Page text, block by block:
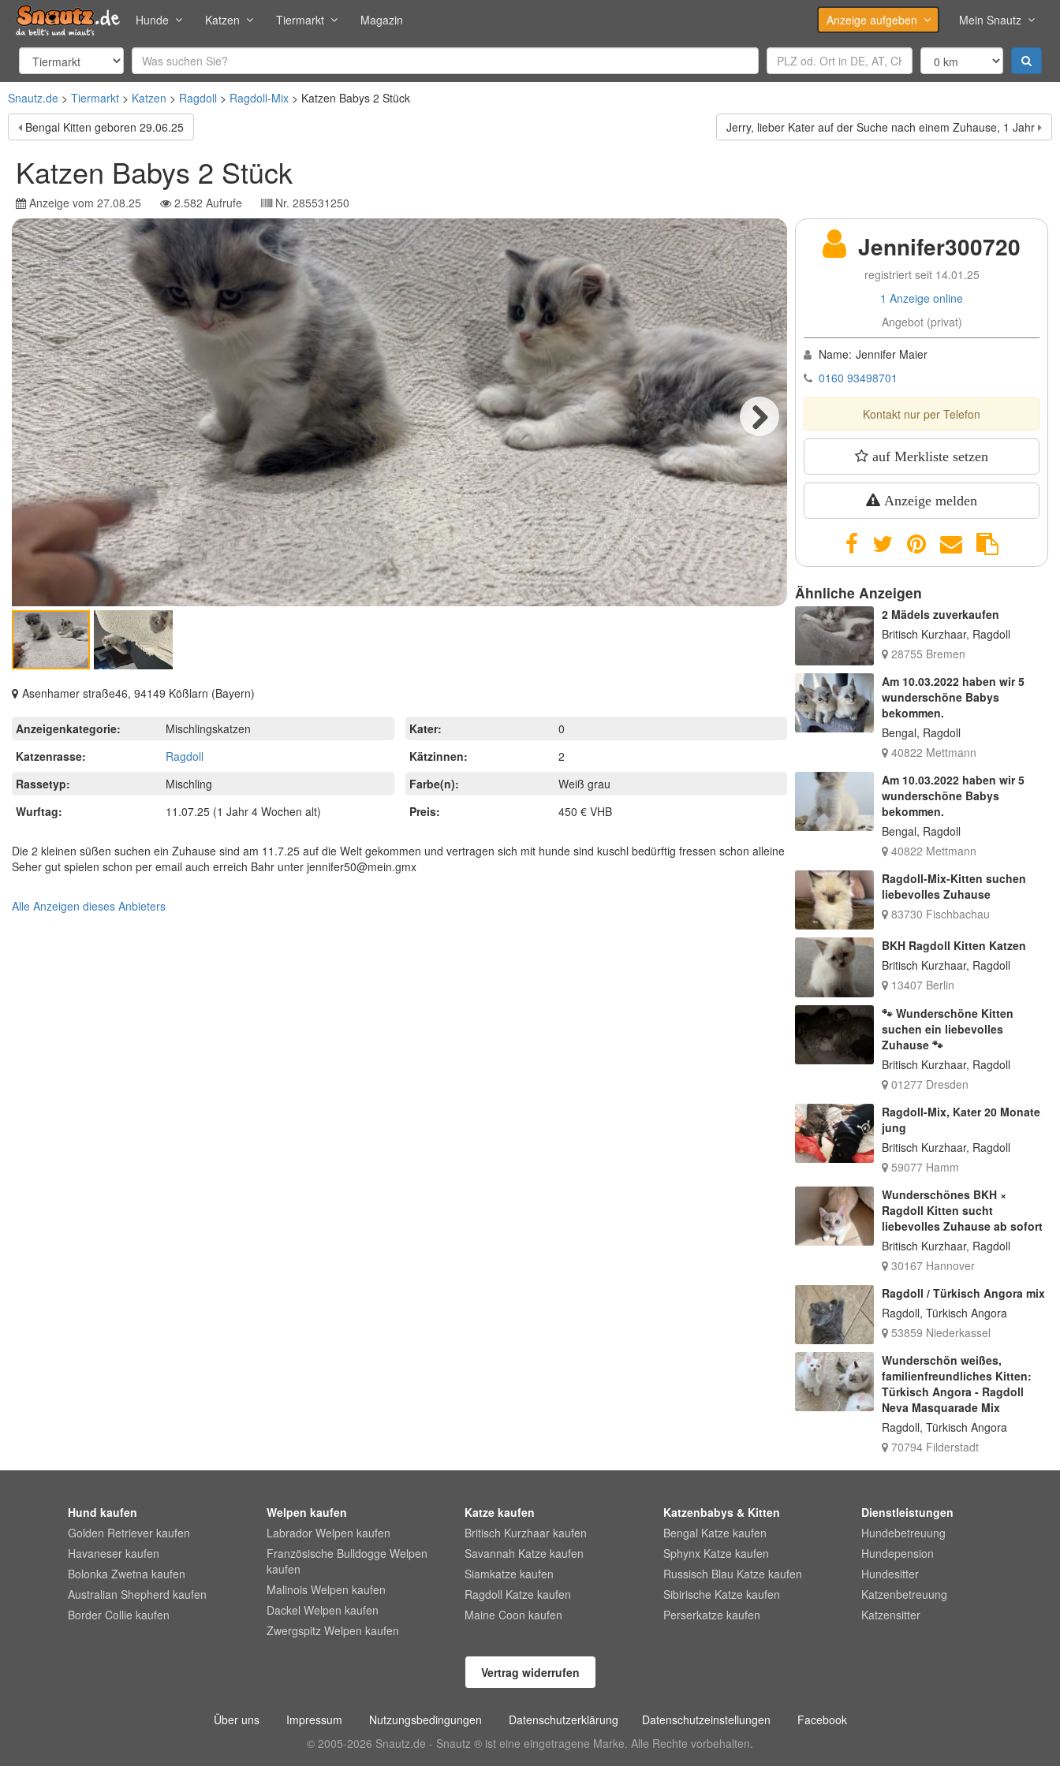
Hunde Katzen Tiermarkt Magazin Anzeige aufgeben Mein Snautz
Snautz.de Tiermarkt Katzen Ragdoll Ragdoll-Mix
Katzen Babys 2 Stück
Bengal Kitten geboren 29.06.25
Jerry, lieber Kater auf der Suche nach einem Zuhause, 1 Jahr
Katzen Babys 2 Stück
Anzeige vom 27.08.25 2.582 Aufrufe Nr. 285531250
Next
Asenhamer straße46, 94149 Kößlarn (Bayern)
Anzeigenkategorie:
Mischlingskatzen
Katzenrasse:
Ragdoll
Rassetyp:
Mischling
Wurftag:
11.07.25(1 Jahr 4 Wochen alt)
Kater:
0
Kätzinnen:
2
Farbe(n):
Weiß grau
Preis:
450 € VHB
Die 2 kleinen süßen suchen ein Zuhause sind am 11.7.25 auf die Welt gekommen und vertragen sich mit hunde sind kuschl bedürftig fressen schon alleine
Seher gut spielen schon per email auch erreich Bahr unter jennifer50@mein.gmx
Alle Anzeigen dieses Anbieters
Jennifer300720
registriert seit 14.01.25
1 Anzeige online
Angebot (privat)
Name: Jennifer Maier
0160 93498701
Kontakt nur per Telefon
auf Merkliste setzen
Anzeige melden
Ähnliche Anzeigen
2 Mädels zuverkaufen
Britisch Kurzhaar, Ragdoll
28755 Bremen
Am 10.03.2022 haben wir 5
wunderschöne Babys
bekommen.
Bengal, Ragdoll
40822 Mettmann
Am 10.03.2022 haben wir 5
wunderschöne Babys
bekommen.
Bengal, Ragdoll
40822 Mettmann
Ragdoll-Mix-Kitten suchen
liebevolles Zuhause
83730 Fischbachau
BKH Ragdoll Kitten Katzen
Britisch Kurzhaar, Ragdoll
13407 Berlin
🐾 Wunderschöne Kitten
suchen ein liebevolles
Zuhause 🐾
Britisch Kurzhaar, Ragdoll
01277 Dresden
Ragdoll-Mix, Kater 20 Monate
jung
Britisch Kurzhaar, Ragdoll
59077 Hamm
Wunderschönes BKH ×
Ragdoll Kitten sucht
liebevolles Zuhause ab sofort
Britisch Kurzhaar, Ragdoll
30167 Hannover
Ragdoll / Türkisch Angora mix
Ragdoll, Türkisch Angora
53859 Niederkassel
Wunderschön weißes,
familienfreundliches Kitten:
Türkisch Angora - Ragdoll
Neva Masquarade Mix
Ragdoll, Türkisch Angora
70794 Filderstadt
Hund kaufen
Golden Retriever kaufen
Havaneser kaufen
Bolonka Zwetna kaufen
Australian Shepherd kaufen
Border Collie kaufen
Welpen kaufen
Labrador Welpen kaufen
Französische Bulldogge Welpen
kaufen
Malinois Welpen kaufen
Dackel Welpen kaufen
Zwergspitz Welpen kaufen
Katze kaufen
Britisch Kurzhaar kaufen
Savannah Katze kaufen
Siamkatze kaufen
Ragdoll Katze kaufen
Maine Coon kaufen
Katzenbabys & Kitten
Bengal Katze kaufen
Sphynx Katze kaufen
Russisch Blau Katze kaufen
Sibirische Katze kaufen
Perserkatze kaufen
Dienstleistungen
Hundebetreuung
Hundepension
Hundesitter
Katzenbetreuung
Katzensitter
Vertrag widerrufen
Über uns Impressum Nutzungsbedingungen Datenschutzerklärung Datenschutzeinstellungen
Facebook
© 2005-2026 Snautz.de - Snautz ® ist eine eingetragene Marke. Alle Rechte vorbehalten.